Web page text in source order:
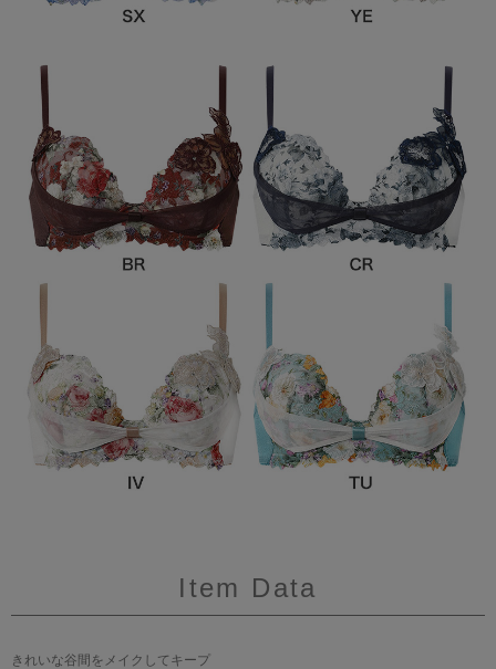
Item Data
きれいな谷間をメイクしてキープ